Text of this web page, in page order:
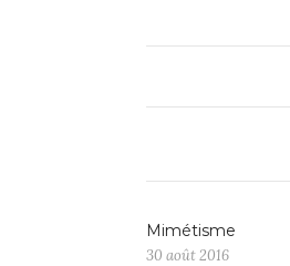
Mimétisme
30 août 2016